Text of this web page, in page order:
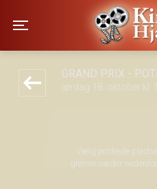
Toggle navigation
Kino Hjallerup
GRAND PRIX -
lørdag 18. oktober kl.
Vælg ønskede
grønne sæder
front05-